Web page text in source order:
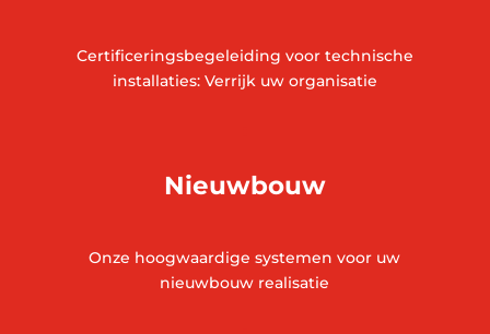
Certificeringsbegeleiding voor technische
installaties: Verrijk uw organisatie
Nieuwbouw
Onze hoogwaardige systemen voor uw
nieuwbouw realisatie